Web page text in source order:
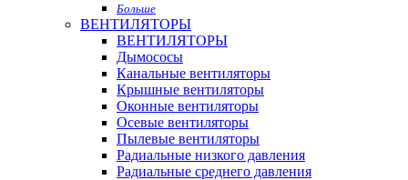
Больше
ВЕНТИЛЯТОРЫ
ВЕНТИЛЯТОРЫ
Дымососы
Канальные вентиляторы
Крышные вентиляторы
Оконные вентиляторы
Осевые вентиляторы
Пылевые вентиляторы
Радиальные низкого давления
Радиальные среднего давления